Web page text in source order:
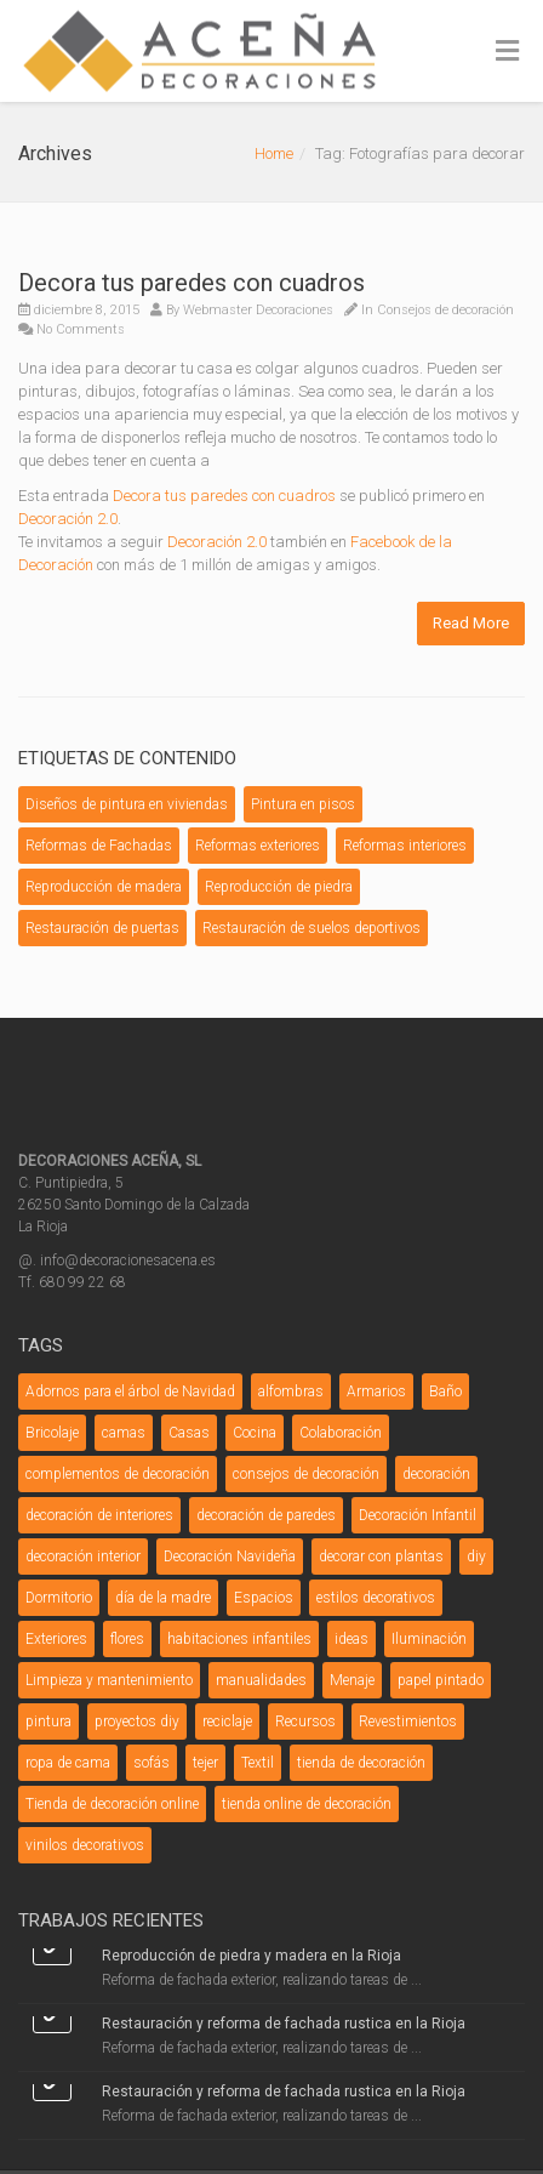
Archives Home Tag: Fotografías para decorar
Decora tus paredes con cuadros
diciembre 8, 2015 By Webmaster Decoraciones In Consejos de decoración
No Comments
Una idea para decorar tu casa es colgar algunos cuadros. Pueden ser
pinturas, dibujos, fotografías o láminas. Sea como sea, le darán a los
espacios una apariencia muy especial, ya que la elección de los motivos y
la forma de disponerlos refleja mucho de nosotros. Te contamos todo lo
que debes tener en cuenta a
Esta entrada Decora tus paredes con cuadros se publicó primero en
Decoración 2.0.
Te invitamos a seguir Decoración 2.0 también en Facebook de la
Decoración con más de 1 millón de amigas y amigos.
Read More
ETIQUETAS DE CONTENIDO
Diseños de pintura en viviendas Pintura en pisos
Reformas de Fachadas Reformas exteriores Reformas interiores
Reproducción de madera Reproducción de piedra
Restauración de puertas Restauración de suelos deportivos
DECORACIONES ACEÑA, SL
C. Puntipiedra, 5
26250 Santo Domingo de la Calzada
La Rioja
@. info@decoracionesacena.es
Tf. 680 99 22 68
TAGS
Adornos para el árbol de Navidad alfombras Armarios Baño
Bricolaje camas Casas Cocina Colaboración
complementos de decoración consejos de decoración decoración
decoración de interiores decoración de paredes Decoración Infantil
decoración interior Decoración Navideña decorar con plantas diy
Dormitorio día de la madre Espacios estilos decorativos
Exteriores flores habitaciones infantiles ideas Iluminación
Limpieza y mantenimiento manualidades Menaje papel pintado
pintura proyectos diy reciclaje Recursos Revestimientos
ropa de cama sofás tejer Textil tienda de decoración
Tienda de decoración online tienda online de decoración
vinilos decorativos
TRABAJOS RECIENTES
Reproducción de piedra y madera en la Rioja
Reforma de fachada exterior, realizando tareas de ...
Restauración y reforma de fachada rustica en la Rioja
Reforma de fachada exterior, realizando tareas de ...
Restauración y reforma de fachada rustica en la Rioja
Reforma de fachada exterior, realizando tareas de ...